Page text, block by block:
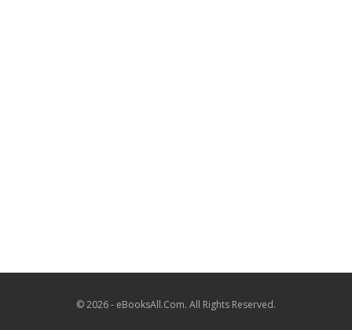
© 2026 - eBooksAll.Com. All Rights Reserved.